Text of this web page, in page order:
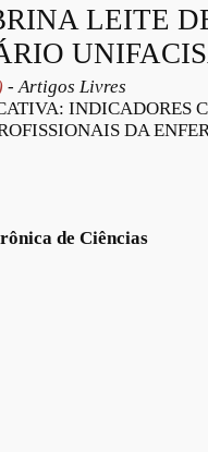
LEITE
- Artigos Livres
INDICADORES
DA
de Ciências